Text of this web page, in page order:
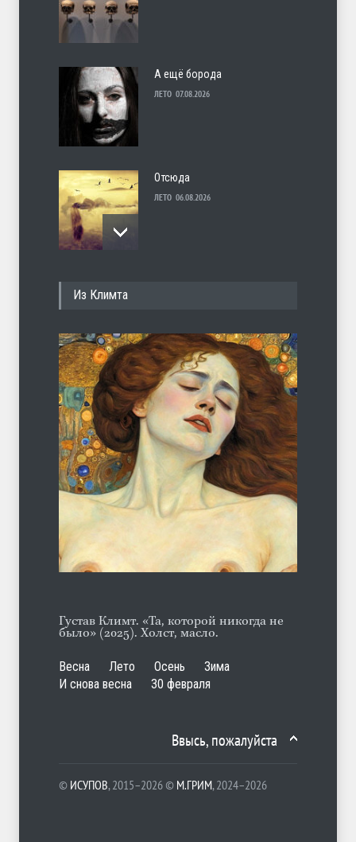
А ещё борода
ЛЕТО 07.08.2026
Отсюда
ЛЕТО 06.08.2026
И перестану
ЛЕТО 04.08.2026
С теплотой
ЛЕТО 03.08.2026
Из Климта
Густав Климт. «Та, которой никогда не
было» (2025). Холст, масло.
Весна Лето Осень
Зима
И снова весна
30 февраля
Ввысь, пожалуйста
© ИСУПОВ, 2015–2026 © М.ГРИМ, 2024–2026